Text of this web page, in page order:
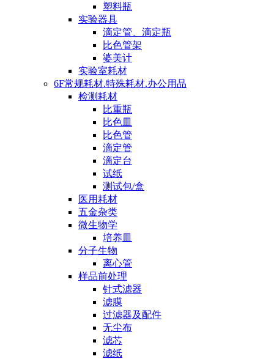
塑料瓶
实验器具
滴定管、滴定瓶
比色管架
婆美计
实验室耗材
6F常规耗材.特殊耗材.办公用品
检测耗材
比重瓶
比色皿
比色管
滴定管
滴定台
试纸
测试包/盒
医用耗材
五金杂类
微生物学
培养皿
分子生物
离心管
样品前处理
针式滤器
滤膜
过滤器及配件
无尘布
滤芯
滤纸